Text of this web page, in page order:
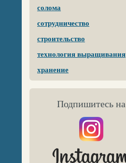
солома
сотрудничество
строительство
технология выращивания
хранение
Подпишитесь на